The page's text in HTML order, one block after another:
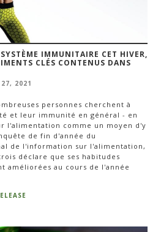
IMMUNITAIRE CET HIVER,
CLÉS CONTENUS DANS
27, 2021
personnes cherchent à
et leur immunité en général - en
l'alimentation comme un moyen d'y
de fin d'année du
de l'information sur l'alimentation,
déclare que ses habitudes
améliorées au cours de l'année